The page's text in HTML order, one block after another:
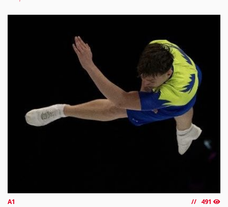
A1 491